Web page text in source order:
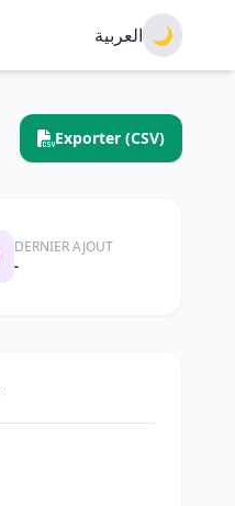
العربية 🌙
Exporter (CSV)
DERNIER AJOUT
-